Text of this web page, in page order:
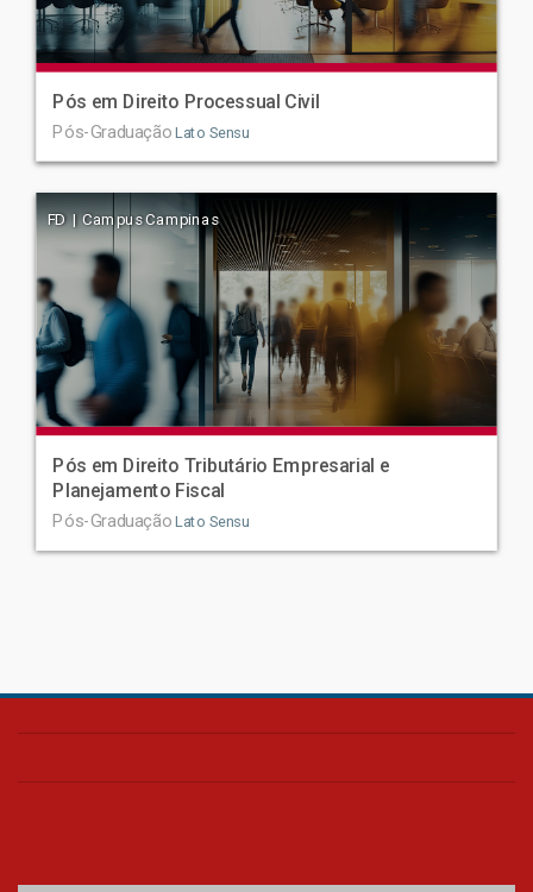
Pós em Direito Processual Civil
Pós-Graduação Lato Sensu
FD | Campus Campinas
Pós em Direito Tributário Empresarial e
Planejamento Fiscal
Pós-Graduação Lato Sensu